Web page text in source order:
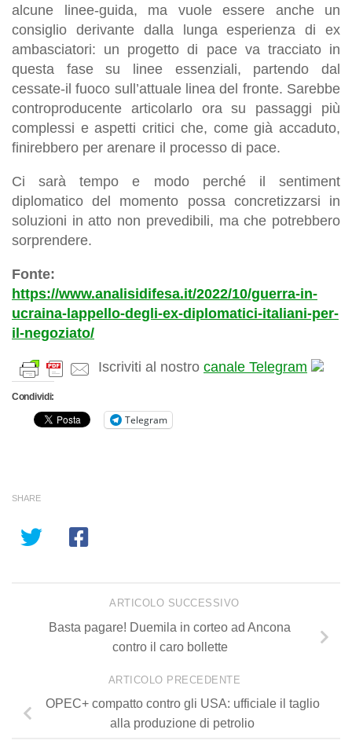
alcune linee-guida, ma vuole essere anche un
consiglio derivante dalla lunga esperienza di ex
ambasciatori: un progetto di pace va tracciato in
questa fase su linee essenziali, partendo dal
cessate-il fuoco sull’attuale linea del fronte. Sarebbe
controproducente articolarlo ora su passaggi più
complessi e aspetti critici che, come già accaduto,
finirebbero per arenare il processo di pace.
Ci sarà tempo e modo perché il sentiment
diplomatico del momento possa concretizzarsi in
soluzioni in atto non prevedibili, ma che potrebbero
sorprendere.
Fonte:
https://www.analisidifesa.it/2022/10/guerra-in-
ucraina-lappello-degli-ex-diplomatici-italiani-per-
il-negoziato/
Iscriviti al nostro canale Telegram
Condividi:
Telegram
SHARE
ARTICOLO SUCCESSIVO
Basta pagare! Duemila in corteo ad Ancona
contro il caro bollette
ARTICOLO PRECEDENTE
OPEC+ compatto contro gli USA: ufficiale il taglio
alla produzione di petrolio